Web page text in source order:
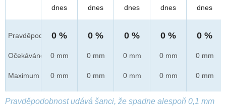
Pravděpod.
Očekáváno
Maximum
dnes
0 %
0 mm
0 mm
dnes
0 %
0 mm
0 mm
dnes
0 %
0 mm
0 mm
dnes
0 %
0 mm
0 mm
dnes
0 %
0 mm
0 mm
Pravděpodobnost udává šanci, že spadne alespoň 0,1 mm